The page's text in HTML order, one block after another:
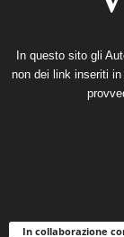
In questo sito gli
non dei link inseriti
In collaborazione